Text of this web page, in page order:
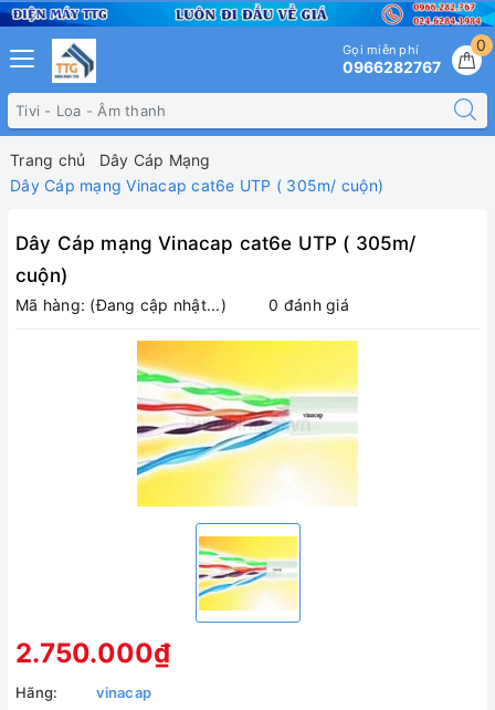
0
Gọi miễn phí
0966282767
Trang chủ
Dây Cáp Mạng
Dây Cáp mạng Vinacap cat6e UTP ( 305m/ cuộn)
Dây Cáp mạng Vinacap cat6e UTP ( 305m/
cuộn)
Mã hàng: (Đang cập nhật...) 0 đánh giá
2.750.000₫
Hãng:
vinacap